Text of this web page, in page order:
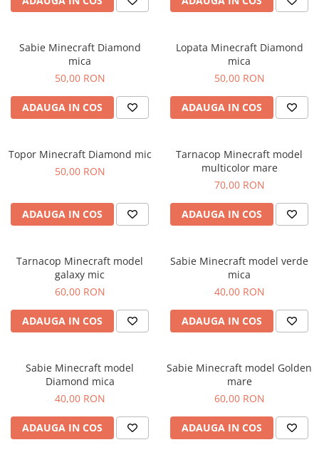
Decoratiuni Paste
Agende Personalizate
Agende A5
Agende A6
Planner / Jurnal
Felicitari personalizate
Invitatii personalizate
Martisoare
Semne de Carte
Trofee
Brelocuri din Inox
Brelocuri de Lemn
Cercei din lemn
Accesorii de Bucatarie
Cadouri absolvire
Sabie Minecraft Diamond
mica
50,00 RON
ADAUGA IN COS
Lopata Minecraft Diamond
mica
50,00 RON
ADAUGA IN COS
Topor Minecraft Diamond mic
50,00 RON
ADAUGA IN COS
Tarnacop Minecraft model
multicolor mare
70,00 RON
ADAUGA IN COS
Tarnacop Minecraft model
galaxy mic
60,00 RON
ADAUGA IN COS
Sabie Minecraft model verde
mica
40,00 RON
ADAUGA IN COS
Sabie Minecraft model
Diamond mica
40,00 RON
ADAUGA IN COS
Sabie Minecraft model Golden
mare
60,00 RON
ADAUGA IN COS